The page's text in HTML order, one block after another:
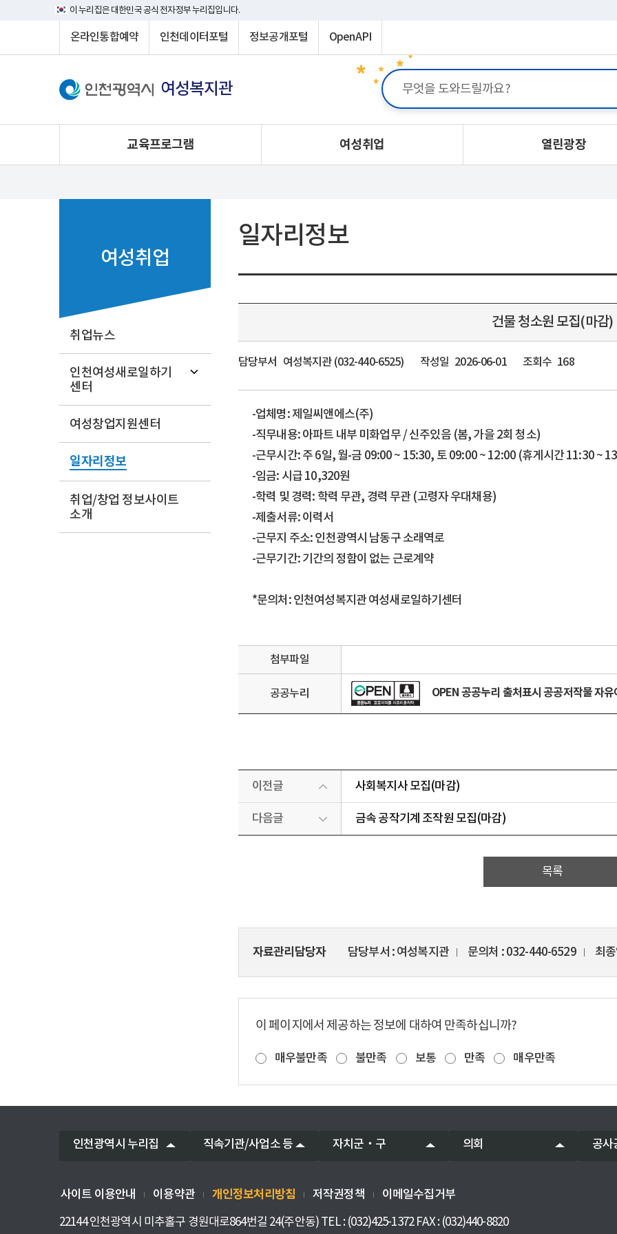
이 누리집은 대한민국 공식 전자정부 누리집입니다.
온라인통합예약 인천데이터포털 정보공개포털 OpenAPI
여성복지관
교육프로그램 여성취업 열린광장
여성취업
취업뉴스
인천여성새로일하기
센터
여성창업지원센터
일자리정보
취업/창업 정보사이트
소개
일자리정보
건물 청소원 모집(마감)
담당부서 여성복지관 (032-440-6525) 작성일 2026-06-01 조회수 168
-업체명: 제일씨앤에스(주)
-직무내용: 아파트 내부 미화업무 / 신주있음 (봄, 가을 2회 청소)
-근무시간: 주 6일, 월-금 09:00 ~ 15:30, 토 09:00 ~ 12:00 (휴게시간 11:30 ~
-임금: 시급 10,320원
-학력 및 경력: 학력 무관, 경력 무관 (고령자 우대채용)
-제출서류: 이력서
-근무지 주소: 인천광역시 남동구 소래역로
-근무기간: 기간의 정함이 없는 근로계약
*문의처: 인천여성복지관 여성새로일하기센터
첨부파일
공공누리 OPEN 공공누리 출처표시 공공저작물 자
이전글 사회복지사 모집(마감)
다음글 금속 공작기계 조작원 모집(마감)
목록
자료관리담당자 담당부서 여성복지관 문의처 032-440-6529 최
이 페이지에서 제공하는 정보에 대하여 만족하십니까?
매우불만족 불만족 보통 만족 매우만족
인천광역시 누리집 직속기관/사업소 등 자치군‧구 의회 공사
사이트 이용안내 이용약관 개인정보처리방침 저작권정책
이메일수집거부
22144 인천광역시 미추홀구 경원대로864번길 24(주안동) TEL : (032)425-1372 FAX : (032)440-8820